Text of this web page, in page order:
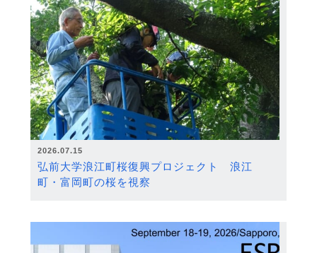
2026.07.15
弘前大学浪江町桜復興プロジェクト 浪江
町・富岡町の桜を視察